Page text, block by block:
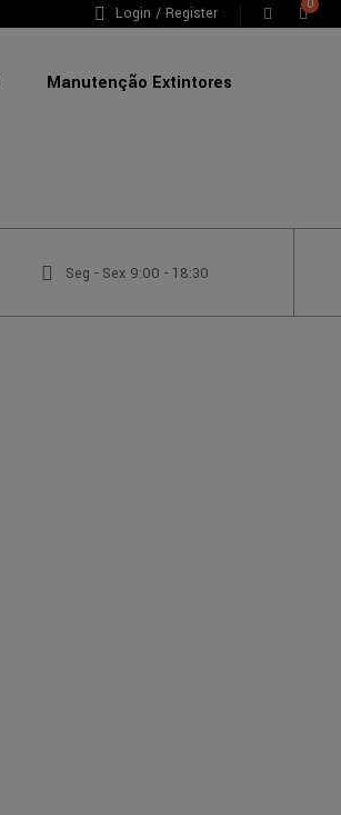
Login / Register
0
Manutenção Extintores
Seg - Sex 9:00 - 18:30